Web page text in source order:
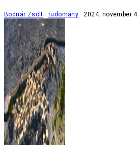
Bodnár Zsolt tudomány 2024. november 4.